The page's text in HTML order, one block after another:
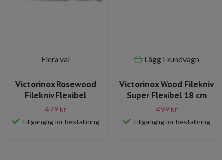
Flera val
Victorinox Rosewood
Filekniv Flexibel
479 kr
Tillgänglig för beställning
Lägg i kundvagn
Victorinox Wood Filekniv
Super Flexibel 18 cm
499 kr
Tillgänglig för beställning